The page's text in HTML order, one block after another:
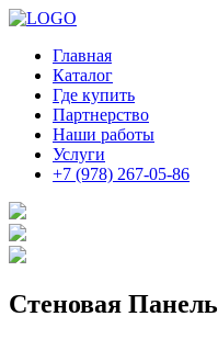
Главная
Каталог
Где купить
Партнерство
Наши работы
Услуги
+7 (978) 267-05-86
Стеновая Панель